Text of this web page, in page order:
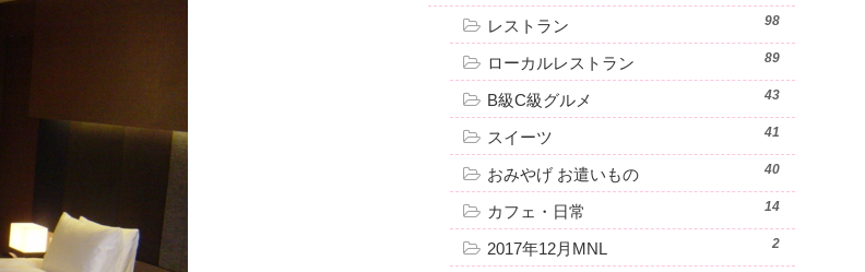
レストラン 98
ローカルレストラン 89
B級C級グルメ 43
スイーツ 41
おみやげ お遣いもの 40
カフェ・日常 14
2017年12月MNL 2